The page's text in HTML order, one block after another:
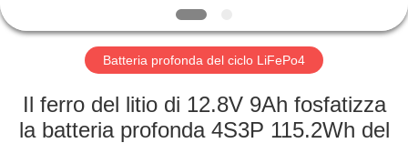
GIRO
FABBRICA
Batteria profonda del ciclo LiFePo4
Il ferro del litio di 12.8V 9Ah fosfatizza
la batteria profonda 4S3P 115.2Wh del